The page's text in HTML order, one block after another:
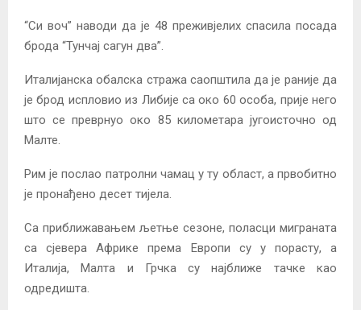
“Си воч” наводи да је 48 преживјелих спасила посада
брода “Тунчај сагун два”.
Италијанска обалска стража саопштила да је раније да
је брод испловио из Либије са око 60 особа, прије него
што се преврнуо око 85 километара југоисточно од
Малте.
Рим је послао патролни чамац у ту област, а првобитно
је пронађено десет тијела.
Са приближавањем љетње сезоне, поласци миграната
са сјевера Африке према Европи су у порасту, а
Италија, Малта и Грчка су најближе тачке као
одредишта.